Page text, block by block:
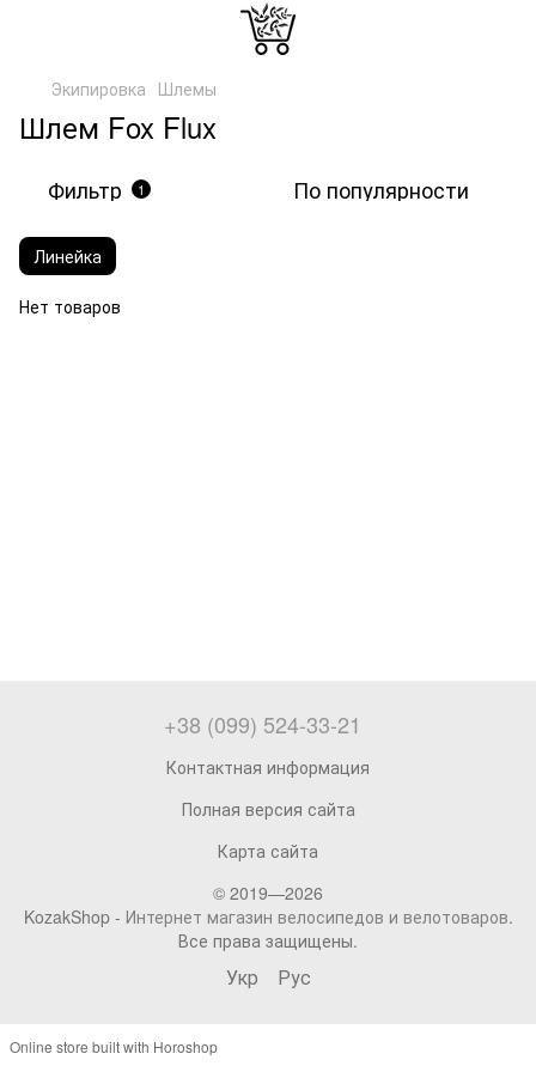
Экипировка Шлемы
Шлем Fox Flux
Фильтр 1 По популярности
Линейка
Нет товаров
+38 (099) 524-33-21
Контактная информация
Полная версия сайта
Карта сайта
© 2019—2026
KozakShop - Интернет магазин велосипедов и велотоваров.
Все права защищены.
Укр Рус
Online store built with Horoshop